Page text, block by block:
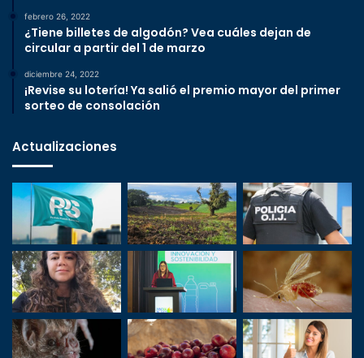
febrero 26, 2022
¿Tiene billetes de algodón? Vea cuáles dejan de
circular a partir del 1 de marzo
diciembre 24, 2022
¡Revise su lotería! Ya salió el premio mayor del primer
sorteo de consolación
Actualizaciones